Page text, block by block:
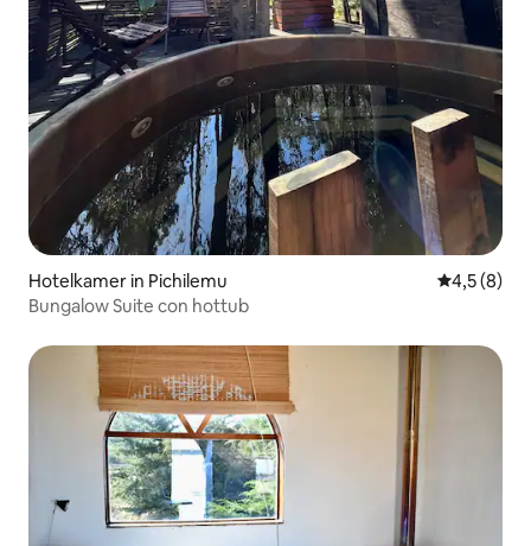
Hotelkamer in Pichilemu
4,5 (8)
Bungalow Suite con hottub